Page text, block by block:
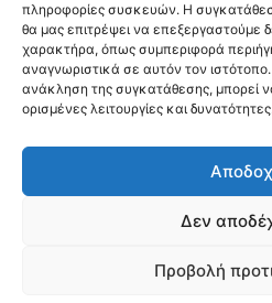
πληροφορίες συσκευών. Η
θα μας επιτρέψει να επεξεργαστούμε
χαρακτήρα, όπως συμπεριφορά
αναγνωριστικά σε αυτόν τον
ανάκληση της συγκατάθεσης, μπορεί
ορισμένες λειτουργίες και
Δεν
Προβολή
Στο Καφενείο θα βρείτε όλες τις
Φιλαδέλφεια και τη Νέα Χαλκηδόνα,
όλα τα νέα που σας αφορούν.